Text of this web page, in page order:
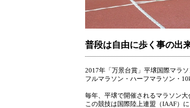
普段は自由に歩く事の出
2017年「万景台賞」平壌国際マラ
フルマラソン・ハーフマラソン・
毎年、平壌で開催されるマラソン大
この競技は国際陸上連盟（IAAF）